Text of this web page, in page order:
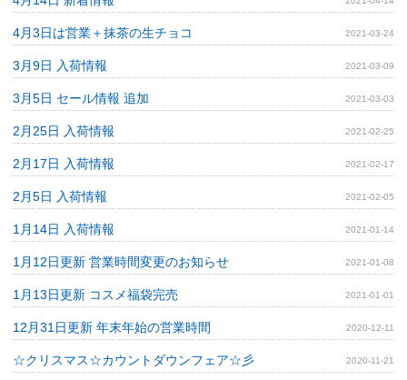
4月3日は営業＋抹茶の生チョコ 2021-03-24
3月9日 入荷情報 2021-03-09
3月5日 セール情報 追加 2021-03-03
2月25日 入荷情報 2021-02-25
2月17日 入荷情報 2021-02-17
2月5日 入荷情報 2021-02-05
1月14日 入荷情報 2021-01-14
1月12日更新 営業時間変更のお知らせ 2021-01-08
1月13日更新 コスメ福袋完売 2021-01-01
12月31日更新 年末年始の営業時間 2020-12-11
☆クリスマス☆カウントダウンフェア☆彡 2020-11-21